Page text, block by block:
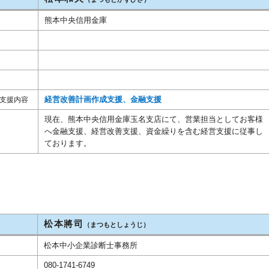
熊本中央信用金庫
援内容 経営改善計画作成支援、金融支援
現在、熊本中央信用金庫玉名支店にて、営業担当としてお客様
へ金融支援、経営改善支援、資金繰りを含む経営支援に従事し
ております。
松本將司 （まつもとしょうじ）
松本中小企業診断士事務所
080-1741-6749